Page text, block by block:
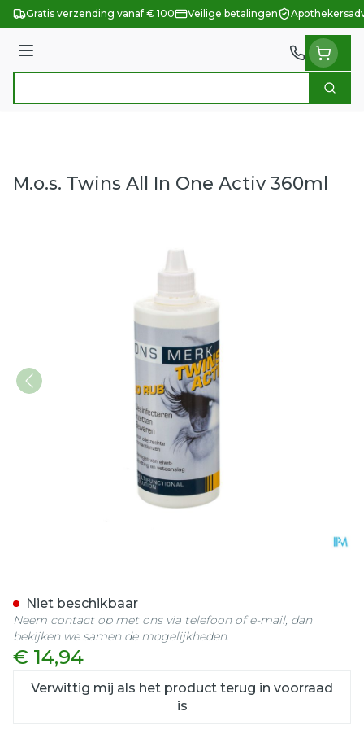
Ga naar de inhoud
Gratis verzending vanaf € 100 Veilige betalingen
Menu
Zoek
M.o.s. Twins All In One Activ 360ml
€ 14,94
Verwittig mij als het product terug in voorraad
is
Niet beschikbaar
Neem contact op met ons via telefoon of e-mail, dan
bekijken we samen de mogelijkheden.